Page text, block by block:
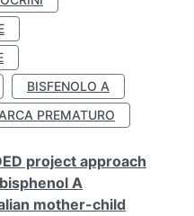
BISFENOLO A
PREMATURO
project approach
A
mother-child